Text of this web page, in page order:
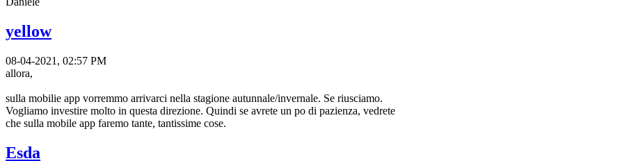
yellow
08-04-2021, 02:57 PM
allora,
sulla mobilie app vorremmo arrivarci nella stagione autunnale/invernale. Se riusciamo.
Vogliamo investire molto in questa direzione. Quindi se avrete un po di pazienza, vedrete
che sulla mobile app faremo tante, tantissime cose.
Esda